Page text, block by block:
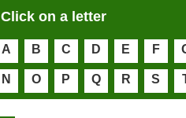
Click on a letter
A B C D E F
N O P Q R S